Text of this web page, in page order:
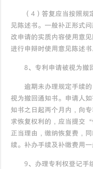
（4）答复应当按照规
见陈述书。一般补正形式
改申请的实质内容使用意
进行申辩时使用意见陈述书
8、专利申请被视为撤
逾期未办理规定手续的
视为撤回通知书。申请人
知书之日起两个月内，向
求恢复权利的，应当提交
正当理由，缴纳恢复费，
续。补办手续及补缴费用
9、办理专利权登记手